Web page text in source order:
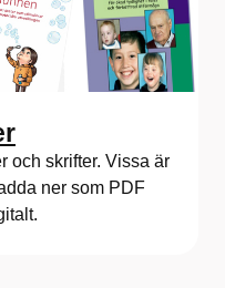
och skrifter. Vissa är
ner som PDF